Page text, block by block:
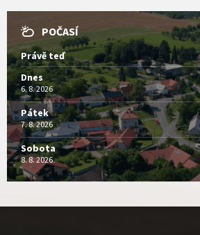
POČASÍ
Právě teď
Dnes
6. 8. 2026
Pátek
7. 8. 2026
Sobota
8. 8. 2026